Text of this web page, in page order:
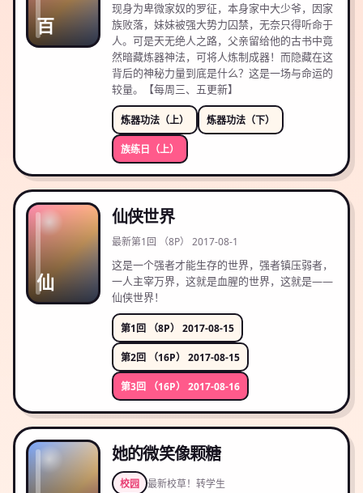
百
现身为卑微家奴的罗征，本身家中大少爷，因家
族败落，妹妹被强大势力囚禁，无奈只得听命于
人。可是天无绝人之路，父亲留给他的古书中竟
然暗藏炼器神法，可将人炼制成器！而隐藏在这
背后的神秘力量到底是什么？这是一场与命运的
较量。【每周三、五更新】
炼器功法（上） 炼器功法（下）
族练日（上）
仙
仙侠世界
最新第1回 （8P） 2017-08-1
这是一个强者才能生存的世界，强者镇压弱者，
一人主宰万界，这就是血腥的世界，这就是——
仙侠世界！
第1回 （8P） 2017-08-15
第2回 （16P） 2017-08-15
第3回 （16P） 2017-08-16
她的微笑像颗糖
校园 最新校草！转学生